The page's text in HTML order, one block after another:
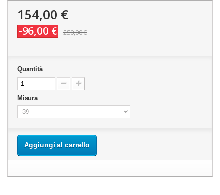
154,00 €
-96,00 € 250,00 €
Quantità
Misura
Aggiungi al carrello